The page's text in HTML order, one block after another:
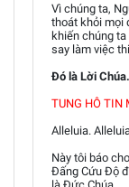
Vì chúng ta,
thoát khỏi mọi
khiến chúng
say làm việc
Đó là Lời Chúa.
TUNG HÔ TIN
Alleluia.
Này tôi báo
Đấng Cứu Độ